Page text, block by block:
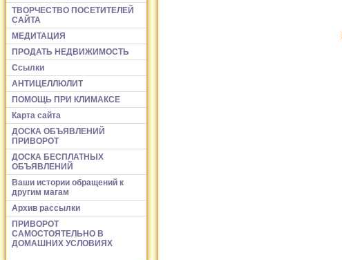
ТВОРЧЕСТВО ПОСЕТИТЕЛЕЙ
САЙТА
МЕДИТАЦИЯ
ПРОДАТЬ НЕДВИЖИМОСТЬ
Ссылки
АНТИЦЕЛЛЮЛИТ
ПОМОЩЬ ПРИ КЛИМАКСЕ
Карта сайта
ДОСКА ОБЪЯВЛЕНИЙ
ПРИВОРОТ
ДОСКА БЕСПЛАТНЫХ
ОБЪЯВЛЕНИЙ
Ваши истории обращений к
другим магам
Архив рассылки
ПРИВОРОТ
САМОСТОЯТЕЛЬНО В
ДОМАШНИХ УСЛОВИЯХ